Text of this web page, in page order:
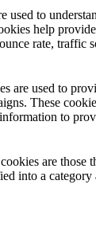
used to
help
rate, traffic
are used to
These
to
are those
into a category